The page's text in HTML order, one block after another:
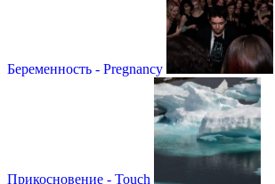
Беременность - Pregnancy
Прикосновение - Touch